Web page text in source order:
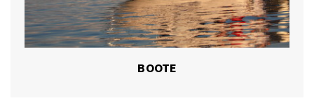
BOOTE